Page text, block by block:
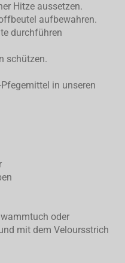
Hitze aussetzen.
aufbewahren.
durchführen
schützen.
in unseren
oder
mit dem Veloursstrich